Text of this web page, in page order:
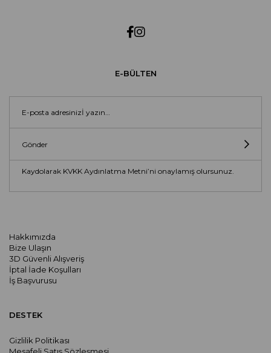
Hakkımızda
Bize Ulaşın
3D Güvenli Alışveriş
İptal İade Koşulları
İş Başvurusu
E-BÜLTEN
Gönder
Kaydolarak KVKK Aydınlatma Metni’ni onaylamış olursunuz.
DESTEK
Gizlilik Politikası